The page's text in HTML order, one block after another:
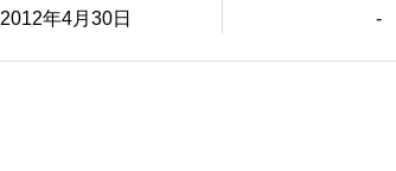
2012年4月30日
-